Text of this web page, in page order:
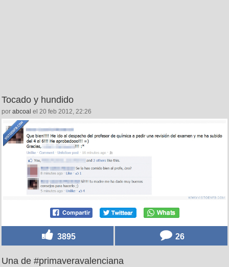
Tocado y hundido
por abcoal el 20 feb 2012, 22:26
3895 26
Una de #primaveravalenciana